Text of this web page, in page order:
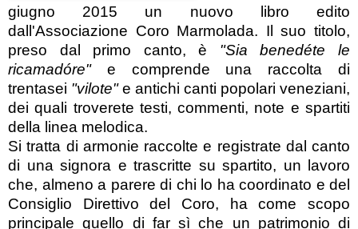
giugno 2015 un nuovo libro edito
dall'Associazione Coro Marmolada. Il suo titolo,
preso dal primo canto, è "Sia benedéte le
ricamadóre"e comprende una raccolta di
trentasei "vilote"e antichi canti popolari veneziani,
dei quali troverete testi, commenti, note e spartiti
della linea melodica.
Si tratta di armonie raccolte e registrate dal canto
di una signora e trascritte su spartito, un lavoro
che, almeno a parere di chi lo ha coordinato e del
Consiglio Direttivo del Coro, ha come scopo
principale quello di far sì che un patrimonio di